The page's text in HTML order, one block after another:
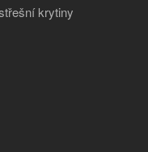
krytiny